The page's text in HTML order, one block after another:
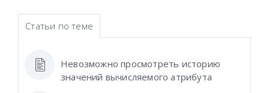
Статьи по теме
Невозможно просмотреть историю
значений вычисляемого атрибута